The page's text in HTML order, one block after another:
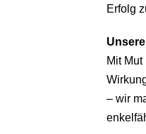
Erfolg
Mit
– wir